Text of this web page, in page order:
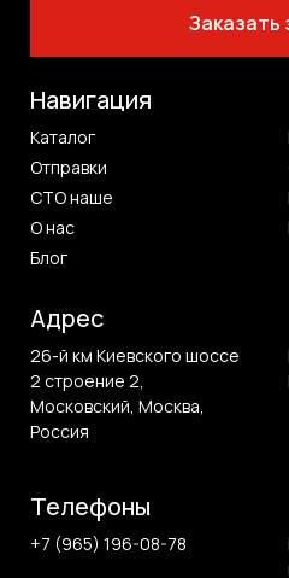
Заказать
Навигация
Каталог
Отправки
СТО наше
О нас
Блог
Адрес
26-й км Киевского шоссе
2 строение 2,
Московский, Москва,
Россия
Телефоны
+7 (965) 196-08-78